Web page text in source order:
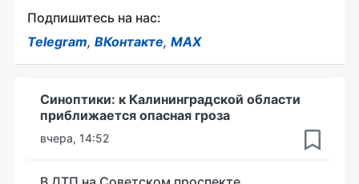
Подпишитесь на нас:
Telegram, ВКонтакте, MAX
Синоптики: к Калининградской области
приближается опасная гроза
вчера, 14:52